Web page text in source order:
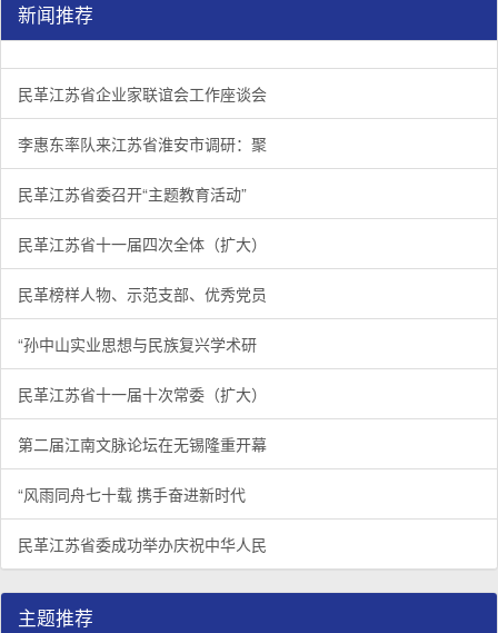
新闻推荐
民革江苏省企业家联谊会工作座谈会在宁召开
1/3 李惠东率队来江苏省淮安市调研：聚焦民革党员之家建设管
2/3 民革江苏省委召开“主题教育活动” 领导班子民主生活会
3/3
民革江苏省企业家联谊会工作座谈会
李惠东率队来江苏省淮安市调研：聚
民革江苏省委召开“主题教育活动”
民革江苏省十一届四次全体（扩大）
民革榜样人物、示范支部、优秀党员
“孙中山实业思想与民族复兴学术研
民革江苏省十一届十次常委（扩大）
第二届江南文脉论坛在无锡隆重开幕
“风雨同舟七十载 携手奋进新时代
民革江苏省委成功举办庆祝中华人民
主题推荐